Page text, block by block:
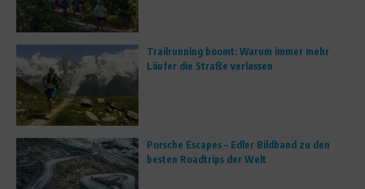
Trailrunning boomt: Warum immer mehr
Läufer die Straße verlassen
Porsche Escapes – Edler Bildband zu den
besten Roadtrips der Welt